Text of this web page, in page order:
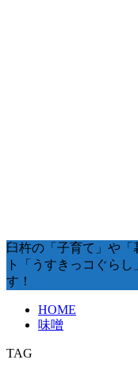
臼杵の「子育て」や「
ト「うすきっコぐら
す！
HOME
味噌
TAG